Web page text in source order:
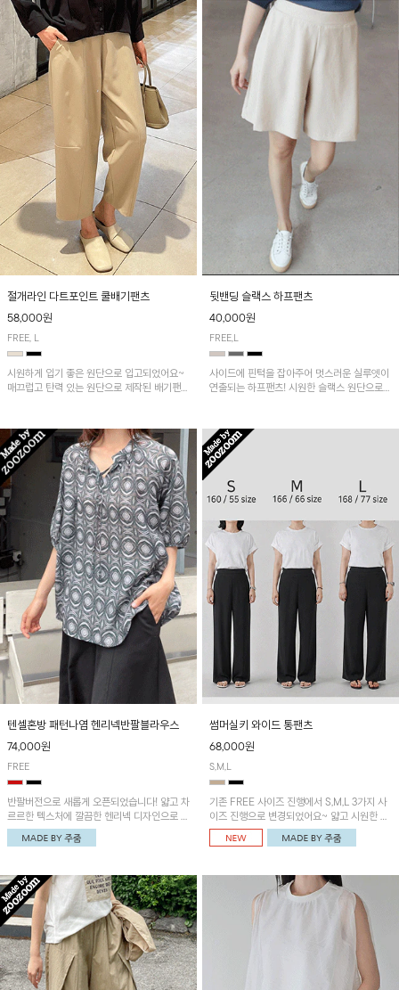
절개라인 다트포인트 쿨배기팬츠
58,000원
FREE, L
시원하게 입기 좋은 원단으로 입고되었어요~
매끄럽고 탄력 있는 원단으로 제작된 배기팬츠
뒷밴딩 슬랙스 하프팬츠
40,000원
FREE,L
사이드에 핀턱을 잡아주어 멋스러운 실루엣이
연출되는 하프팬츠! 시원한 슬랙스 원단으로
텐셀혼방 패턴나염 헨리넥반팔블라우스
74,000원
FREE
반팔버전으로 새롭게 오픈되었습니다! 얇고 차
르르한 텍스처에 깔끔한 헨리넥 디자인으로 제
작된 블라우스예요~볼륨감있는 소매 셔링과
세련된 나염패턴으로 유니크한 매력 UP!
썸머실키 와이드 통팬츠
68,000원
S,M,L
기존 FREE 사이즈 진행에서 S,M,L 3가지 사
이즈 진행으로 변경되었어요~ 얇고 시원한 원
단으로 제작된 와이드팬츠! 베이직한 디자인으
로 코디 활용도가 높은 아이템이에요~